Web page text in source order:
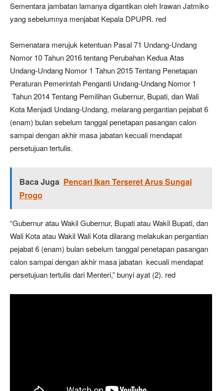
Sementara jambatan lamanya digantikan oleh Irawan Jatmiko
yang sebelumnya menjabat Kepala DPUPR. red
Semenatara merujuk ketentuan Pasal 71 Undang-Undang
Nomor 10 Tahun 2016 tentang Perubahan Kedua Atas
Undang-Undang Nomor 1 Tahun 2015 Tentang Penetapan
Peraturan Pemerintah Penganti Undang-Undang Nomor 1
Tahun 2014 Tentang Pemilihan Gubernur, Bupati, dan Wali
Kota Menjadi Undang-Undang, melarang pergantian pejabat 6
(enam) bulan sebelum tanggal penetapan pasangan calon
sampai dengan akhir masa jabatan kecuali mendapat
persetujuan tertulis.
Baca Juga Pencari Ikan Terseret Arus Sungai
Progo
“Gubernur atau Wakil Gubernur, Bupati atau Wakil Bupati, dan
Wali Kota atau Wakil Wali Kota dilarang melakukan pergantian
pejabat 6 (enam) bulan sebelum tanggal penetapan pasangan
calon sampai dengan akhir masa jabatan kecuali mendapat
persetujuan tertulis dari Menteri,” bunyi ayat (2). red